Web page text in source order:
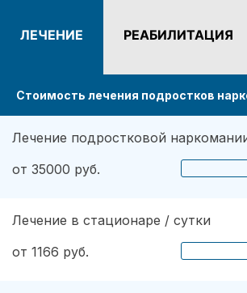
ЛЕЧЕНИЕ РЕАБИЛИТАЦИЯ
Стоимость лечения подростков
Лечение подростковой
от 35000 руб.
Лечение в стационаре / сутки
от 1166 руб.